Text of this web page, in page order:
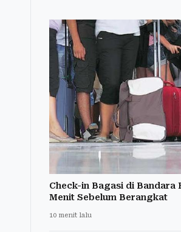
Check-in Bagasi di Bandara
Menit Sebelum Berangkat
10 menit lalu